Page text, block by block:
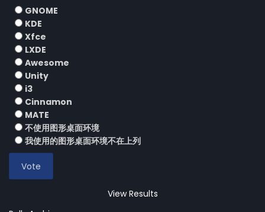
GNOME
KDE
Xfce
LXDE
Awesome
Unity
i3
Cinnamon
MATE
不使用图形桌面环境
我使用的图形桌面环境不在上列
View Results